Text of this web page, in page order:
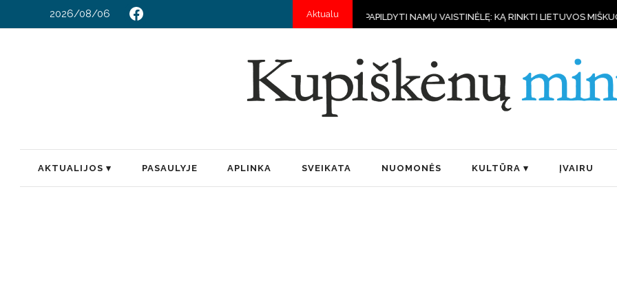
2026/08/06 Aktualu
GAMYBAI IKI VASAROS PABAIGOS DAR GALIMA PAPILDYTI NAMŲ VAISTINĖLĘ: KĄ RINKTI LIETUVOS MIŠKUOSE? ANTANAS
AKTUALIJOS PASAULYJE APLINKA SVEIKATA NUOMONĖS KULTŪRA ĮVAIRU